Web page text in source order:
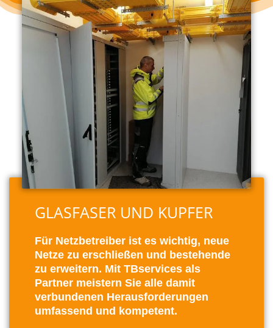
GLASFASER UND KUPFER
Für Netzbetreiber ist es wichtig, neue
Netze zu erschließen und bestehende
zu erweitern. Mit TBservices als
Partner meistern Sie alle damit
verbundenen Herausforderungen
umfassend und kompetent.